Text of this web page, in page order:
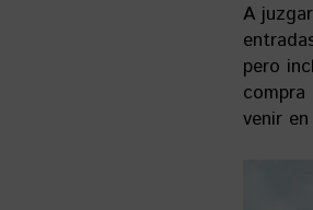
A
pero
venir